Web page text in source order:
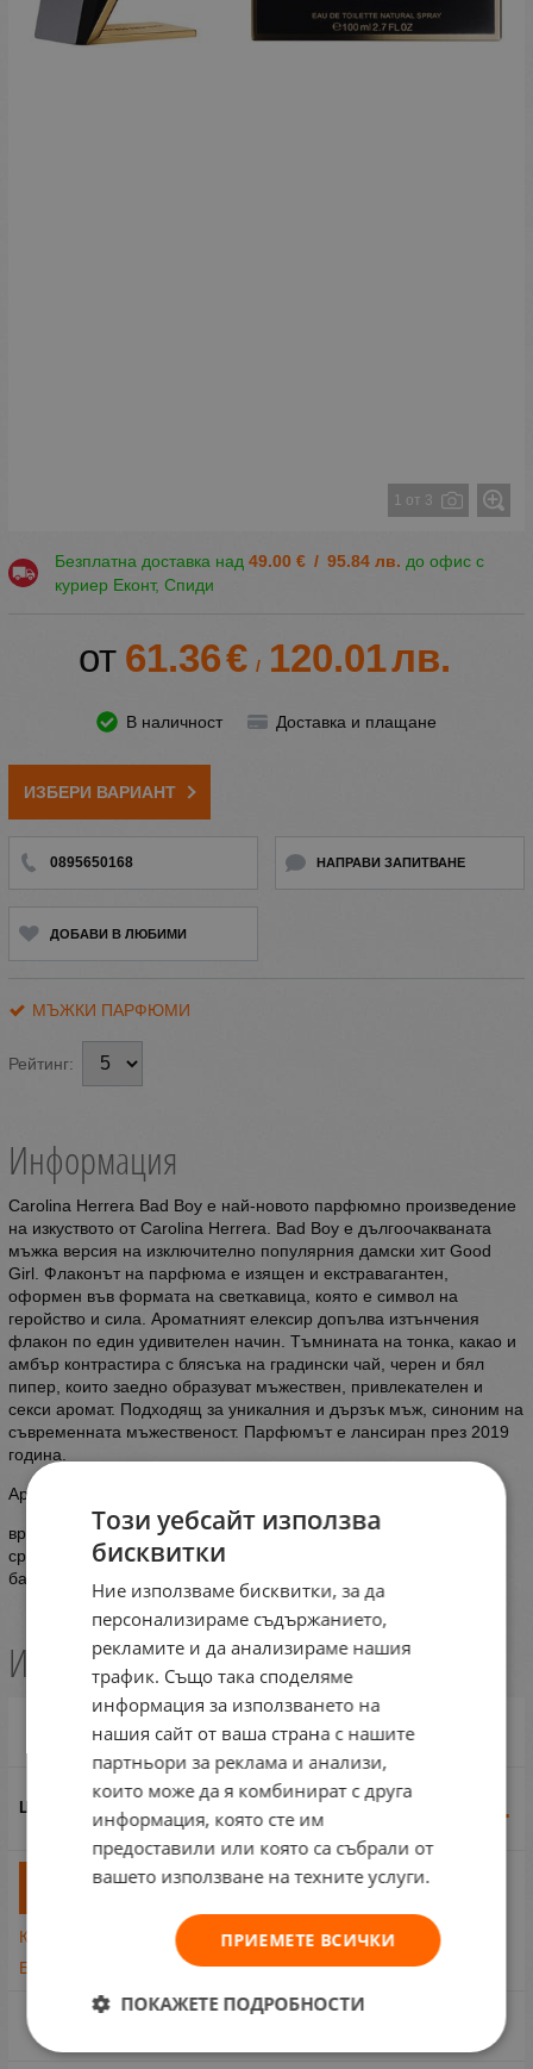
1 от 3
Безплатна доставка над 49.00 € / 95.84 лв. до офис с
куриер Еконт, Спиди
61.36€ / 120.01лв.
В наличност Доставка и плащане
ИЗБЕРИ ВАРИАНТ
0895650168 НАПРАВИ ЗАПИТВАНЕ
ДОБАВИ В ЛЮБИМИ
МЪЖКИ ПАРФЮМИ
Рейтинг:
Информация
Carolina Herrera Bad Boy е най-новото парфюмно произведение
на изкуството от Carolina Herrera. Bad Boy е дългоочакваната
мъжка версия на изключително популярния дамски хит Good
Girl. Флаконът на парфюма е изящен и екстравагантен,
оформен във формата на светкавица, която е символ на
геройство и сила. Ароматният елексир допълва изтънчения
флакон по един удивителен начин. Тъмнината на тонка, какао и
амбър контрастира с блясъка на градински чай, черен и бял
пипер, които заедно образуват мъжествен, привлекателен и
секси аромат. Подходящ за уникалния и дързък мъж, синоним на
съвременната мъжественост. Парфюмът е лансиран през 2019
година.
Ароматна комбинация:
връхни нотки: бергамот, черен пипер, бял пипер
средни нотки: кедър, градински чай
базови нотки: тонка, амбър, какао
Избери вариант
Carolina Herrera Bad Boy EDT 50 M
61.36 € 120.01 лв.
бр КУПИ
Купи на изплащане
Бърза поръчка
Този уебсайт използва
бисквитки
Ние използваме бисквитки, за да
персонализираме съдържанието,
рекламите и да анализираме нашия
трафик. Също така споделяме
информация за използването на
нашия сайт от ваша страна с нашите
партньори за реклама и анализи,
които може да я комбинират с друга
информация, която сте им
предоставили или която са събрали от
вашето използване на техните услуги.
ПРИЕМЕТЕ ВСИЧКИ
ПОКАЖЕТЕ ПОДРОБНОСТИ